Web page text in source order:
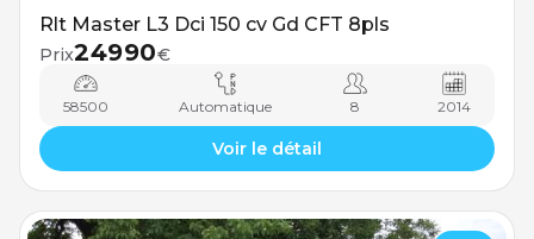
Rlt Master L3 Dci 150 cv Gd CFT 8pls
Prix24990€
58500 Automatique 8 2014
Voir le détail